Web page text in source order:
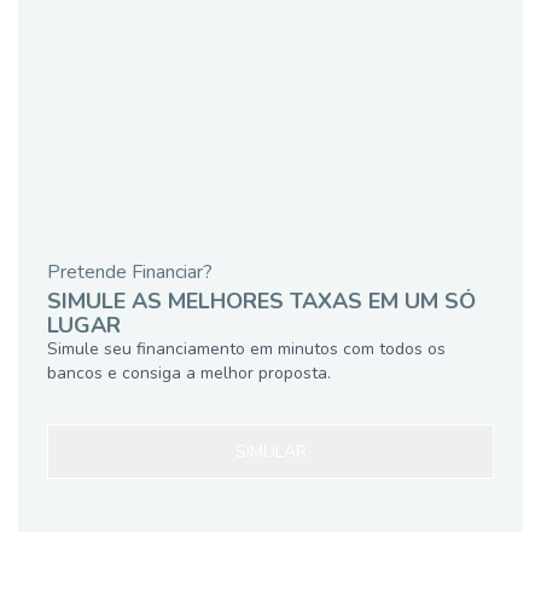
Pretende Financiar?
SIMULE AS MELHORES TAXAS EM UM SÓ
LUGAR
Simule seu financiamento em minutos com todos os
bancos e consiga a melhor proposta.